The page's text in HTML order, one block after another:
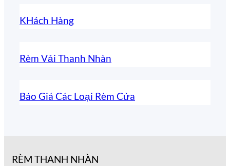
KHách Hàng
Rèm Vải Thanh Nhàn
Báo Giá Các Loại Rèm Cửa
RÈM THANH NHÀN